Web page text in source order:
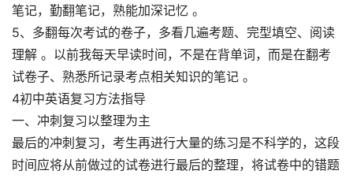
笔记，勤翻笔记，熟能加深记忆 。
5、多翻每次考试的卷子，多看几遍考题、完型填空、阅读
理解 。以前我每天早读时间，不是在背单词，而是在翻考
试卷子、熟悉所记录考点相关知识的笔记 。
4初中英语复习方法指导
一、冲刺复习以整理为主
最后的冲刺复习，考生再进行大量的练习是不科学的，这段
时间应将从前做过的试卷进行最后的整理，将试卷中的错题